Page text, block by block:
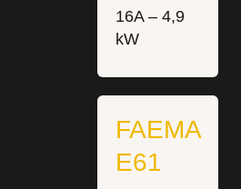
16A – 4,9
kW
FAEMA
E61